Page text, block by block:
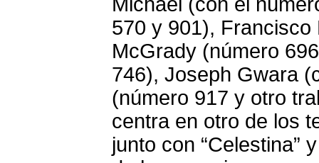
570 y 901),
McGrady (número
746), Joseph Gwara
(número 917 y otro
centra en otro de los
junto con “Celestina”